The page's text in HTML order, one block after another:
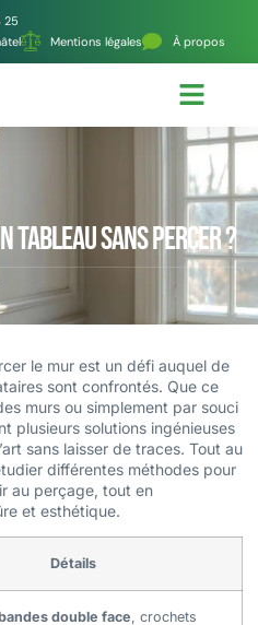
25
Mentions légales À propos
tableau sans percer ?
le mur est un défi auquel de
sont confrontés. Que ce
murs ou simplement par souci
plusieurs solutions ingénieuses
sans laisser de traces. Tout au
différentes méthodes pour
au perçage, tout en
et esthétique.
Détails
double face , crochets